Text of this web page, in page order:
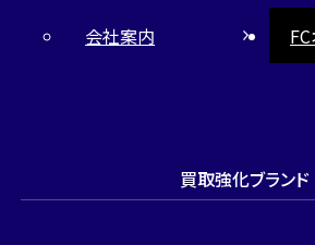
会社案内
買取強化ブランド